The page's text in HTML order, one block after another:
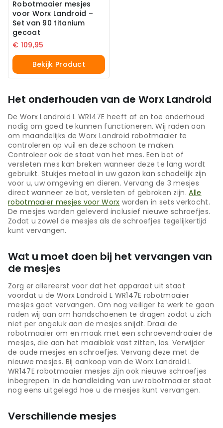
Robotmaaier mesjes
voor Worx Landroid –
Set van 90 titanium
gecoat
€ 109,95
Bekijk Product
Het onderhouden van de Worx Landroid
De Worx Landroid L WR147E heeft af en toe onderhoud
nodig om goed te kunnen functioneren. Wij raden aan
om maandelijks de Worx Landroid robotmaaier te
controleren op vuil en deze schoon te maken.
Controleer ook de staat van het mes. Een bot of
versleten mes kan breken wanneer deze te lang wordt
gebruikt. Stukjes metaal in uw gazon kan schadelijk zijn
voor u, uw omgeving en dieren. Vervang de 3 mesjes
direct wanneer ze bot, versleten of gebroken zijn.Alle
robotmaaier mesjes voor Worx worden in sets verkocht.
De mesjes worden geleverd inclusief nieuwe schroefjes.
Zodat u zowel de mesjes als de schroefjes tegelijkertijd
kunt vervangen.
Wat u moet doen bij het vervangen van
de mesjes
Zorg er allereerst voor dat het apparaat uit staat
voordat u de Worx Landroid L WR147E robotmaaier
mesjes gaat vervangen. Om nog veiliger te werk te gaan
raden wij aan om handschoenen te dragen zodat u zich
niet per ongeluk aan de mesjes snijdt. Draai de
robotmaaier om en maak met een schroevendraaier de
mesjes, die aan het maaiblok vast zitten, los. Verwijder
de oude mesjes en schroefjes. Vervang deze met de
nieuwe mesjes. Bij aankoop van de Worx Landroid L
WR147E robotmaaier mesjes zijn ook nieuwe schroefjes
inbegrepen. In de handleiding van uw robotmaaier staat
nog eens uitgelegd hoe u de mesjes kunt vervangen.
Verschillende mesjes